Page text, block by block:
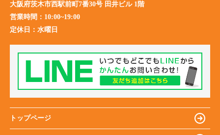
大阪府茨木市西駅前町7番30号 田井ビル 1階
営業時間： 10:00~19:00
定休日： 水曜日
トップページ